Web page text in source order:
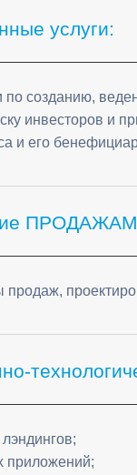
услуги:
по созданию,
инвесторов и
и его
приложений;